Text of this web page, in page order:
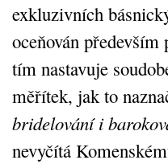
exkluzivních
oceňován
tím nastavuje
měřítek, jak to
bridelování i
nevyčítá